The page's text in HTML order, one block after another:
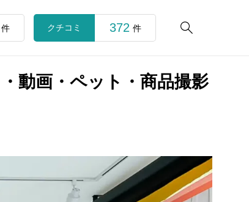

件 クチコミ 372 件
動画・ペット・商品撮影